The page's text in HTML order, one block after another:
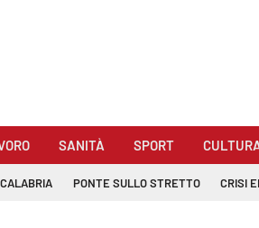
SANITÀ SPORT
PONTE SULLO STRETTO CRISI